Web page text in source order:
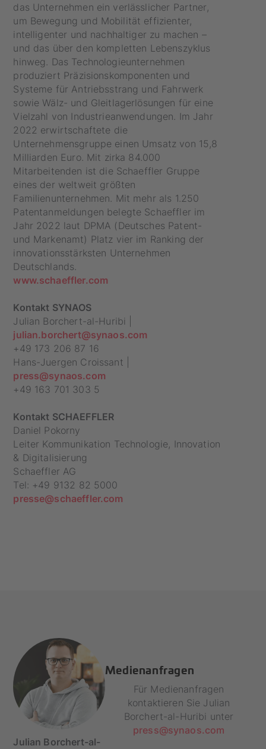
das Unternehmen ein verlässlicher Partner,
um Bewegung und Mobilität effizienter,
intelligenter und nachhaltiger zu machen –
und das über den kompletten Lebenszyklus
hinweg. Das Technologieunternehmen
produziert Präzisionskomponenten und
Systeme für Antriebsstrang und Fahrwerk
sowie Wälz- und Gleitlagerlösungen für eine
Vielzahl von Industrieanwendungen. Im Jahr
2022 erwirtschaftete die
Unternehmensgruppe einen Umsatz von 15,8
Milliarden Euro. Mit zirka 84.000
Mitarbeitenden ist die Schaeffler Gruppe
eines der weltweit größten
Familienunternehmen. Mit mehr als 1.250
Patentanmeldungen belegte Schaeffler im
Jahr 2022 laut DPMA (Deutsches Patent-
und Markenamt) Platz vier im Ranking der
innovationsstärksten Unternehmen
Deutschlands.
www.schaeffler.com
Kontakt SYNAOS
Julian Borchert-al-Huribi |
julian.borchert@synaos.com
+49 173 206 87 16
Hans-Juergen Croissant |
press@synaos.com
+49 163 701 303 5
Kontakt SCHAEFFLER
Daniel Pokorny
Leiter Kommunikation Technologie, Innovation
& Digitalisierung
Schaeffler AG
Tel: +49 9132 82 5000
presse@schaeffler.com
Julian Borchert-al-
Medienanfragen
Für Medienanfragen
kontaktieren Sie Julian
Borchert-al-Huribi unter
press@synaos.com